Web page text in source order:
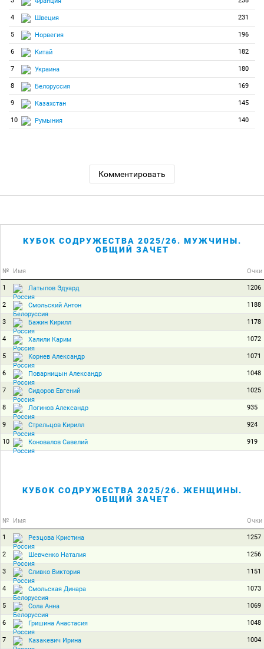
4 Швеция 231
5 Норвегия 196
6 Китай 182
7 Украина 180
8 Белоруссия 169
9 Казахстан 145
10 Румыния 140
Комментировать
КУБОК СОДРУЖЕСТВА 2025/26. МУЖЧИНЫ.
ОБЩИЙ ЗАЧЕТ
№ Имя Очки
1 Латыпов Эдуард 1206
2 Смольский Антон 1188
3 Бажин Кирилл 1178
4 Халили Карим 1072
5 Корнев Александр 1071
6 Поварницын Александр 1048
7 Сидоров Евгений 1025
8 Логинов Александр 935
9 Стрельцов Кирилл 924
10 Коновалов Савелий 919
КУБОК СОДРУЖЕСТВА 2025/26. ЖЕНЩИНЫ.
ОБЩИЙ ЗАЧЕТ
№ Имя Очки
1 Резцова Кристина 1257
2 Шевченко Наталия 1256
3 Сливко Виктория 1151
4 Смольская Динара 1073
5 Сола Анна 1069
6 Гришина Анастасия 1048
7 Казакевич Ирина 1004